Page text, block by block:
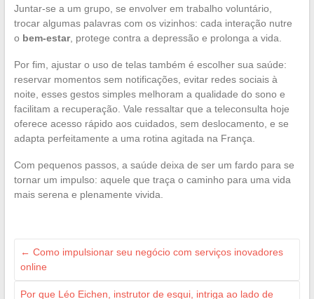
Juntar-se a um grupo, se envolver em trabalho voluntário,
trocar algumas palavras com os vizinhos: cada interação nutre
o bem-estar, protege contra a depressão e prolonga a vida.
Por fim, ajustar o uso de telas também é escolher sua saúde:
reservar momentos sem notificações, evitar redes sociais à
noite, esses gestos simples melhoram a qualidade do sono e
facilitam a recuperação. Vale ressaltar que a teleconsulta hoje
oferece acesso rápido aos cuidados, sem deslocamento, e se
adapta perfeitamente a uma rotina agitada na França.
Com pequenos passos, a saúde deixa de ser um fardo para se
tornar um impulso: aquele que traça o caminho para uma vida
mais serena e plenamente vivida.
← Como impulsionar seu negócio com serviços inovadores
online
Por que Léo Eichen, instrutor de esqui, intriga ao lado de